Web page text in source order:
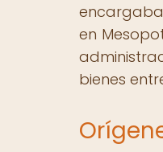
en
bienes